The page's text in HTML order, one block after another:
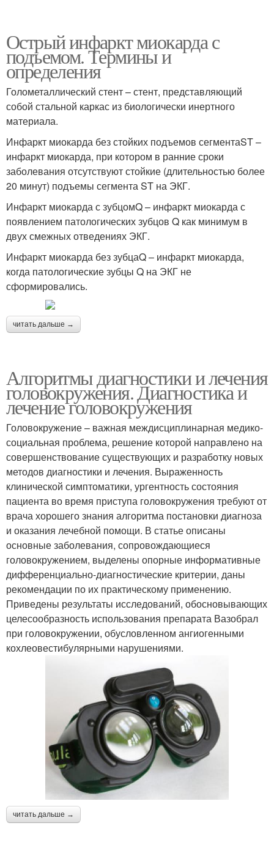
Острый инфаркт миокарда с
подъемом. Термины и
определения
Голометаллический стент – стент, представляющий
собой стальной каркас из биологически инертного
материала.
Инфаркт миокарда без стойких подъемов сегментаST –
инфаркт миокарда, при котором в ранние сроки
заболевания отсутствуют стойкие (длительностью более
20 минут) подъемы сегмента ST на ЭКГ.
Инфаркт миокарда с зубцомQ – инфаркт миокарда с
появлением патологических зубцов Q как минимум в
двух смежных отведениях ЭКГ.
Инфаркт миокарда без зубцаQ – инфаркт миокарда,
когда патологические зубцы Q на ЭКГ не
сформировались.
читать дальше →
Алгоритмы диагностики и лечения
головокружения. Диагностика и
лечение головокружения
Головокружение – важная междисциплинарная медико-
социальная проблема, решение которой направлено на
совершенствование существующих и разработку новых
методов диагностики и лечения. Выраженность
клинической симптоматики, ургентность состояния
пациента во время приступа головокружения требуют от
врача хорошего знания алгоритма постановки диагноза
и оказания лечебной помощи. В статье описаны
основные заболевания, сопровождающиеся
головокружением, выделены опорные информативные
дифференциально-диагностические критерии, даны
рекомендации по их практическому применению.
Приведены результаты исследований, обосновывающих
целесообразность использования препарата Вазобрал
при головокружении, обусловленном ангиогенными
кохлеовестибулярными нарушениями.
читать дальше →